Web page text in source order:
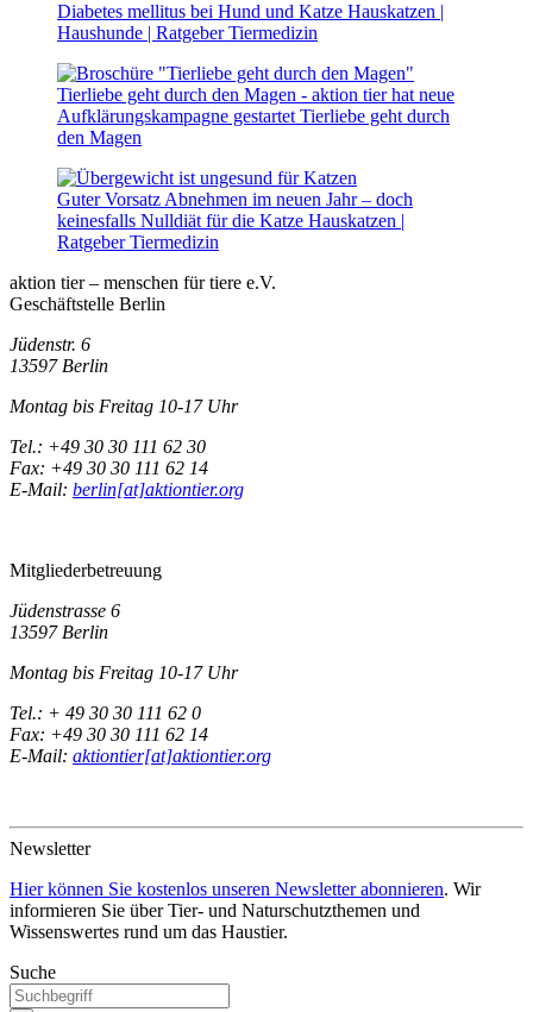
Diabetes mellitus bei Hund und Katze Hauskatzen |
Haushunde | Ratgeber Tiermedizin
Tierliebe geht durch den Magen - aktion tier hat neue
Aufklärungskampagne gestartet Tierliebe geht durch
den Magen
Guter Vorsatz Abnehmen im neuen Jahr – doch
keinesfalls Nulldiät für die Katze Hauskatzen |
Ratgeber Tiermedizin
aktion tier – menschen für tiere e.V.
Geschäftstelle Berlin
Jüdenstr. 6
13597 Berlin
Montag bis Freitag 10-17 Uhr
Tel.: +49 30 30 111 62 30
Fax: +49 30 30 111 62 14
E-Mail: berlin[at]aktiontier.org
Mitgliederbetreuung
Jüdenstrasse 6
13597 Berlin
Montag bis Freitag 10-17 Uhr
Tel.: + 49 30 30 111 62 0
Fax: +49 30 30 111 62 14
E-Mail: aktiontier[at]aktiontier.org
Newsletter
Hier können Sie kostenlos unseren Newsletter abonnieren. Wir
informieren Sie über Tier- und Naturschutzthemen und
Wissenswertes rund um das Haustier.
Suche